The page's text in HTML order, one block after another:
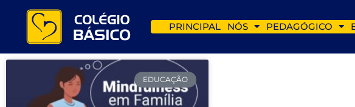
PRINCIPAL NÓS PEDAGÓGICO
EDUCAÇÃO